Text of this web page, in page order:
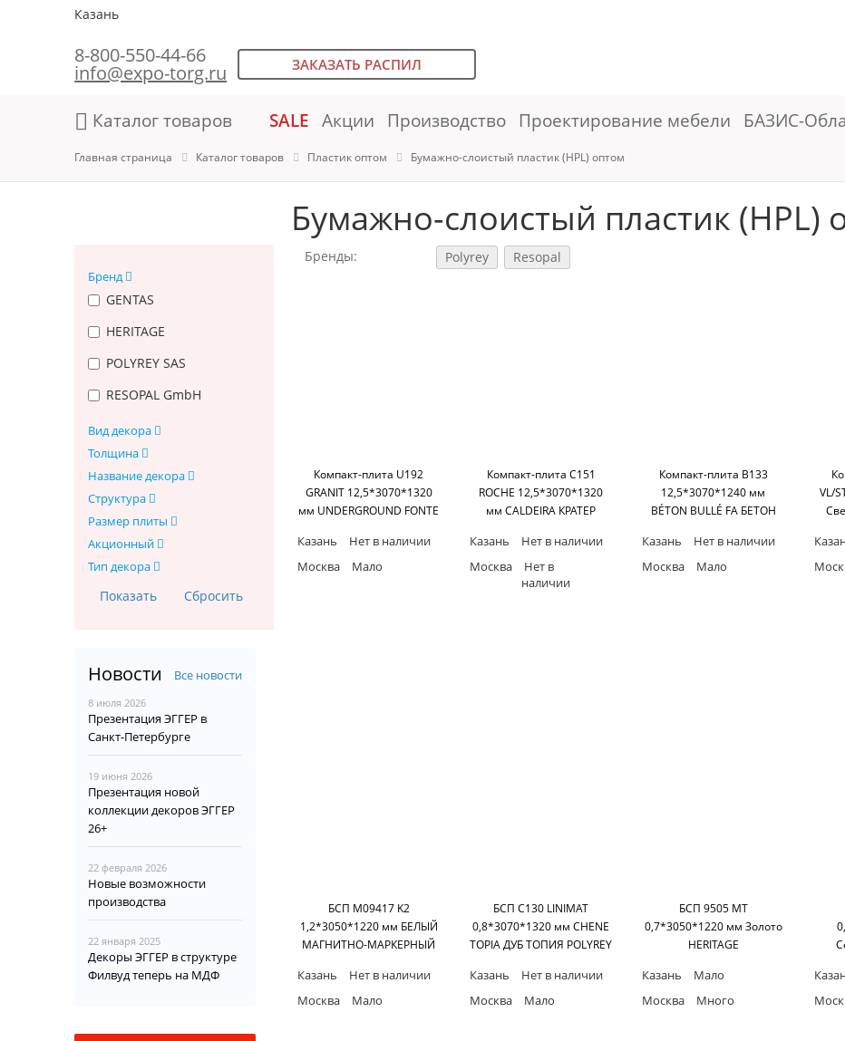
Казань
8-800-550-44-66
info@expo-torg.ru ЗАКАЗАТЬ РАСПИЛ
Каталог товаров SALE Акции Производство Проектирование мебели БАЗИС-
Главная страница Каталог товаров Пластик оптом Бумажно-слоистый пластик (HPL) оптом
Бумажно-слоистый пластик (HPL)
Бренд
GENTAS
HERITAGE
POLYREY SAS
RESOPAL GmbH
Вид декора
Толщина
Название декора
Структура
Размер плиты
Акционный
Тип декора
Новости Все новости
8 июля 2026
Презентация ЭГГЕР в
Санкт-Петербурге
19 июня 2026
Презентация новой
коллекции декоров ЭГГЕР
26+
22 февраля 2026
Новые возможности
производства
22 января 2025
Декоры ЭГГЕР в структуре
Филвуд теперь на МДФ
Бренды: Polyrey Resopal
Компакт-плита U192
GRANIT 12,5*3070*1320
мм UNDERGROUND FONTE
REYSITOP COMPACT
POLYREY SAS
Казань
Нет в наличии
Москва
Мало
Компакт-плита C151
ROCHE 12,5*3070*1320
мм CALDEIRA КРАТЕР
Казань
Нет в наличии
Москва
Нет в
наличии
Компакт-плита B133
12,5*3070*1240 мм
BÉTON BULLÉ FA БЕТОН
Казань
Нет в наличии
Москва
Мало
VL/
БСП M09417 K2
1,2*3050*1220 мм БЕЛЫЙ
МАГНИТНО-МАРКЕРНЫЙ
Казань
Нет в наличии
Москва
Мало
БСП C130 LINIMAT
0,8*3070*1320 мм CHENE
TOPIA ДУБ ТОПИЯ POLYREY
Казань
Нет в наличии
Москва
Мало
БСП 9505 MT
0,7*3050*1220 мм Золото
HERITAGE
Казань
Мало
Москва
Много